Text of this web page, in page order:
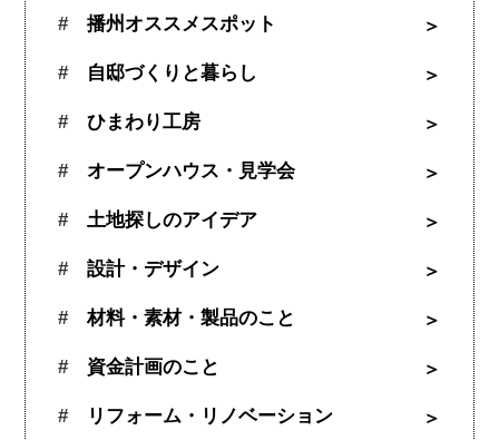
播州オススメスポット
自邸づくりと暮らし
ひまわり工房
オープンハウス・見学会
土地探しのアイデア
設計・デザイン
材料・素材・製品のこと
資金計画のこと
リフォーム・リノベーション